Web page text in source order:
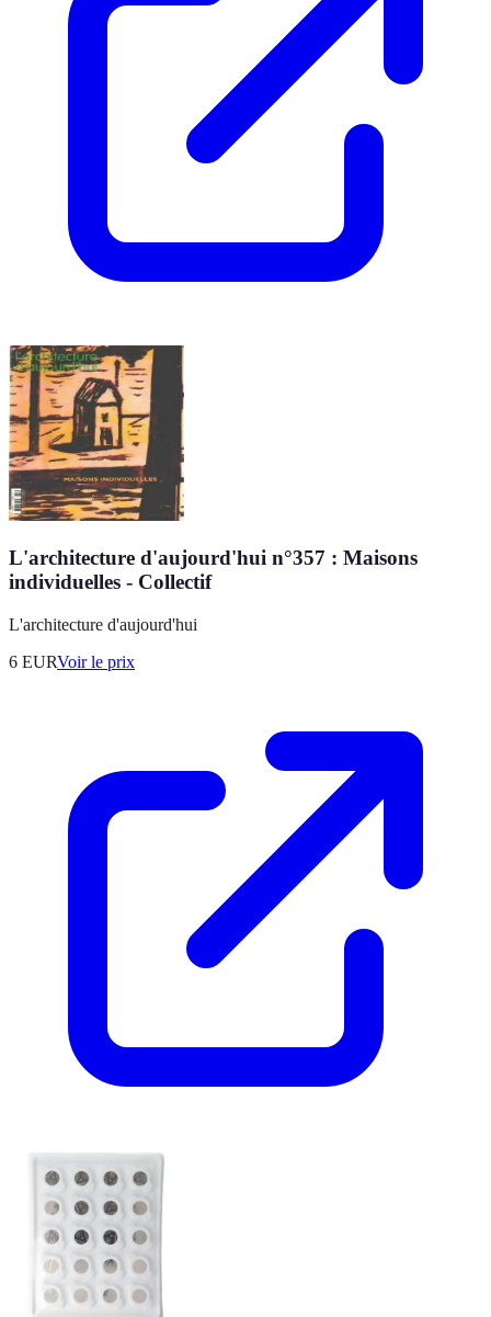
L'architecture d'aujourd'hui n°357 : Maisons
individuelles - Collectif
L'architecture d'aujourd'hui
6 EURVoir le prix